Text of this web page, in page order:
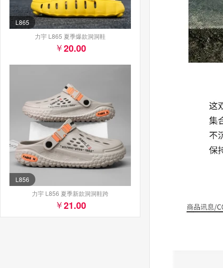
L865
力宇 L865 夏季爆款洞洞鞋
20.00
L856
力宇 L856 夏季新款洞洞鞋跨
21.00